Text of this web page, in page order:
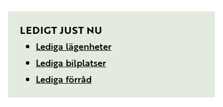
LEDIGT JUST NU
Lediga lägenheter
Lediga bilplatser
Lediga förråd